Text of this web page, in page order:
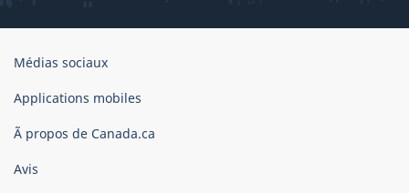
Organisation
gouvernement
Canada
Médias sociaux
Applications mobiles
Ã propos de Canada.ca
Avis